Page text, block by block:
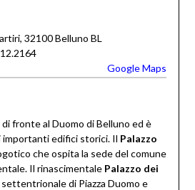
32100 Belluno BL
Google Maps
di fronte al Duomo di Belluno ed è
importanti edifici storici. Il Palazzo
che ospita la sede del comune
Il rinascimentale Palazzo dei
di Piazza Duomo e